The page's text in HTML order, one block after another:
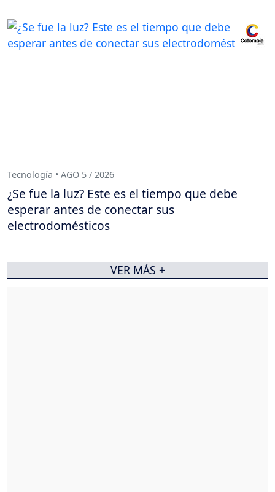
Tecnología • AGO 5 / 2026
¿Se fue la luz? Este es el tiempo que debe
esperar antes de conectar sus
electrodomésticos
VER MÁS +